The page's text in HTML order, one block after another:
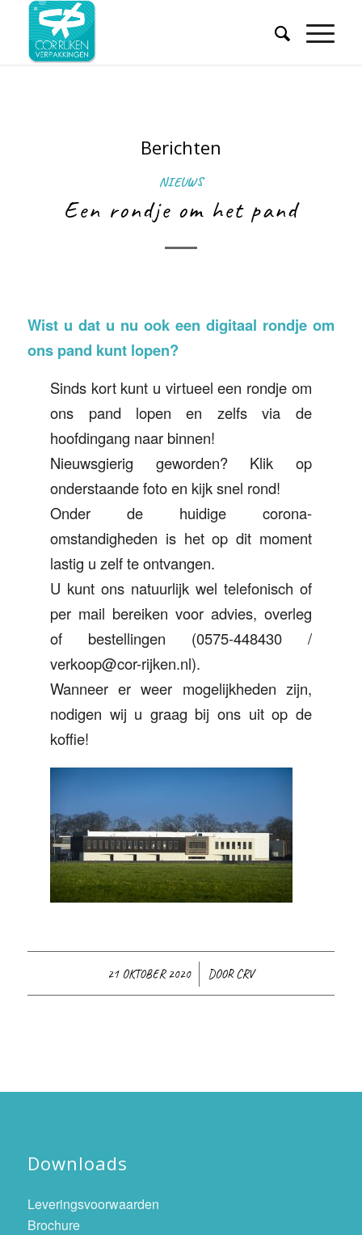
Berichten
NIEUWS
Een rondje om het pand
Wist u dat u nu ook een digitaal rondje om
ons pand kunt lopen?
Sinds kort kunt u virtueel een rondje om
ons pand lopen en zelfs via de
hoofdingang naar binnen!
Nieuwsgierig geworden? Klik op
onderstaande foto en kijk snel rond!
Onder de huidige corona-
omstandigheden is het op dit moment
lastig u zelf te ontvangen.
U kunt ons natuurlijk wel telefonisch of
per mail bereiken voor advies, overleg
of bestellingen (0575-448430 /
verkoop@cor-rijken.nl).
Wanneer er weer mogelijkheden zijn,
nodigen wij u graag bij ons uit op de
koffie!
21 OKTOBER 2020
/ DOORCRV
Downloads
Leveringsvoorwaarden
Brochure